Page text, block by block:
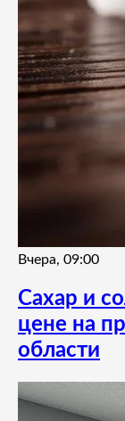
Вчера, 09:00
Сахар и
цене на
области